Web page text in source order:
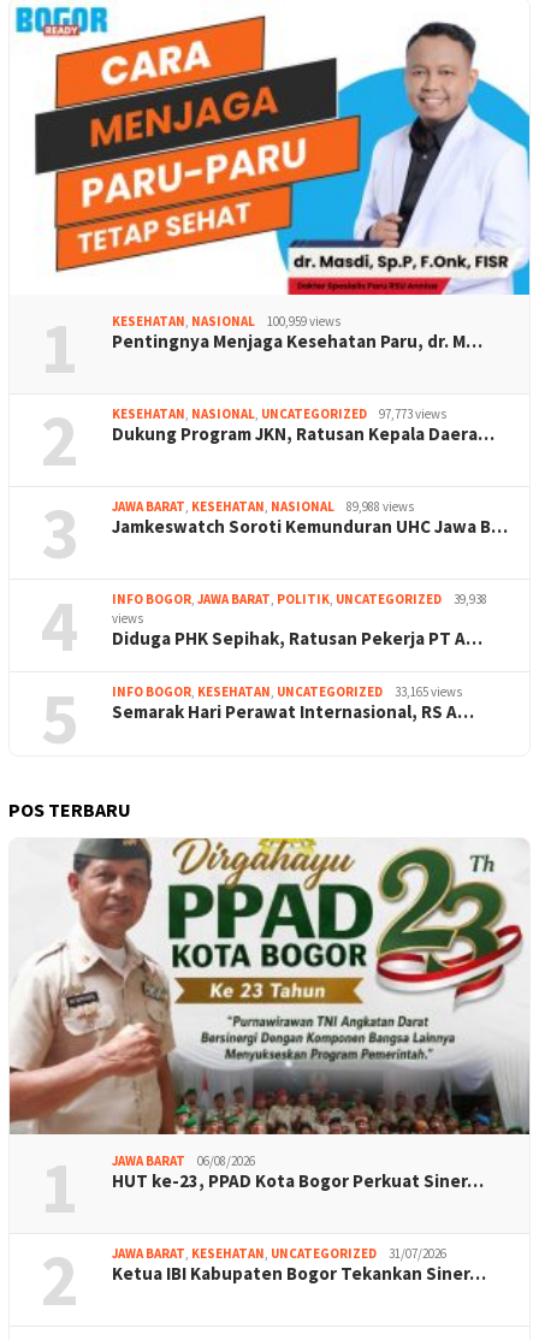
1 KESEHATAN, NASIONAL 100,959 views
Pentingnya Menjaga Kesehatan Paru, dr. M…
2 KESEHATAN, NASIONAL, UNCATEGORIZED 97,773 views
Dukung Program JKN, Ratusan Kepala Daera…
3 JAWA BARAT, KESEHATAN, NASIONAL 89,988 views
Jamkeswatch Soroti Kemunduran UHC Jawa B…
4 INFO BOGOR, JAWA BARAT, POLITIK, UNCATEGORIZED
39,938
views
Diduga PHK Sepihak, Ratusan Pekerja PT A…
5 INFO BOGOR, KESEHATAN, UNCATEGORIZED 33,165 views
Semarak Hari Perawat Internasional, RS A…
POS TERBARU
1 JAWA BARAT 06/08/2026
HUT ke-23, PPAD Kota Bogor Perkuat Siner…
2 JAWA BARAT, KESEHATAN, UNCATEGORIZED 31/07/2026
Ketua IBI Kabupaten Bogor Tekankan Siner…